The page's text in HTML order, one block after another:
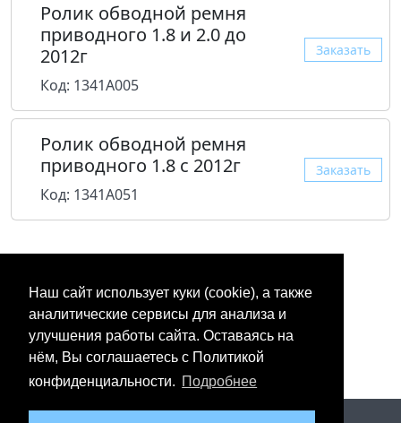
Наш сайт использует куки (cookie), а также
аналитические сервисы для анализа и
улучшения работы сайта. Оставаясь на
нём, Вы соглашаетесь с Политикой
конфиденциальности. Подробнее
Ролик обводной ремня
приводного 1.8 и 2.0 до
2012г
Код: 1341A005
Заказать
Ролик обводной ремня
приводного 1.8 с 2012г
Код: 1341A051
Заказать